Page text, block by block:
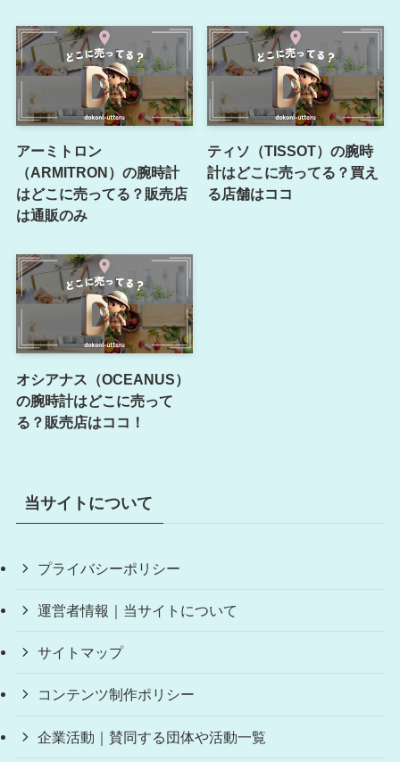
アーミトロン
（ARMITRON）の腕時計
はどこに売ってる？販売店
は通販のみ
ティソ（TISSOT）の腕時
計はどこに売ってる？買え
る店舗はココ
オシアナス（OCEANUS）
の腕時計はどこに売って
る？販売店はココ！
当サイトについて
プライバシーポリシー
運営者情報｜当サイトについて
サイトマップ
コンテンツ制作ポリシー
企業活動｜賛同する団体や活動一覧